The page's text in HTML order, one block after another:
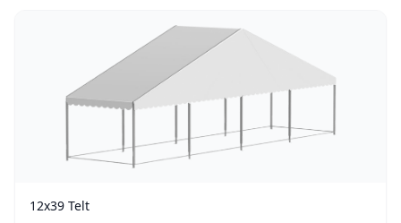
12x39 Telt